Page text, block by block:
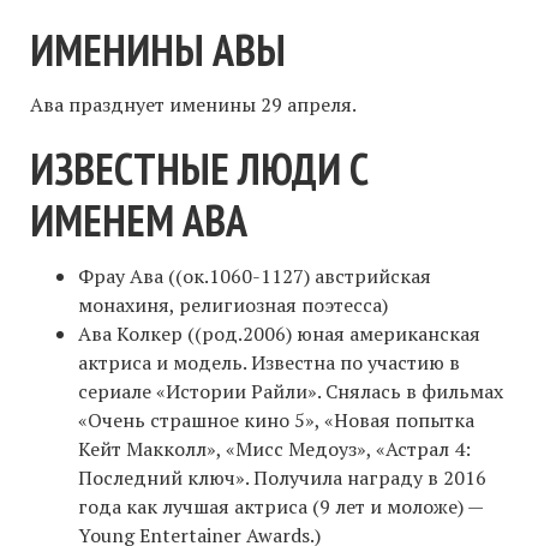
ИМЕНИНЫ АВЫ
Ава празднует именины 29 апреля.
ИЗВЕСТНЫЕ ЛЮДИ С
ИМЕНЕМ АВА
Фрау Ава ((ок.1060-1127) австрийская
монахиня, религиозная поэтесса)
Ава Колкер ((род.2006) юная американская
актриса и модель. Известна по участию в
сериале «Истории Райли». Снялась в фильмах
«Очень страшное кино 5», «Новая попытка
Кейт Макколл», «Мисс Медоуз», «Астрал 4:
Последний ключ». Получила награду в 2016
года как лучшая актриса (9 лет и моложе) —
Young Entertainer Awards.)